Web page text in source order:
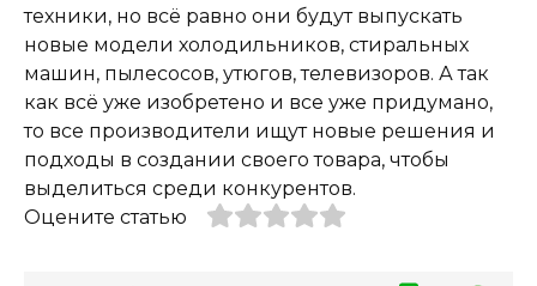
техники, но всё равно они будут выпускать
новые модели холодильников, стиральных
машин, пылесосов, утюгов, телевизоров. А так
как всё уже изобретено и все уже придумано,
то все производители ищут новые решения и
подходы в создании своего товара, чтобы
выделиться среди конкурентов.
Оцените статью